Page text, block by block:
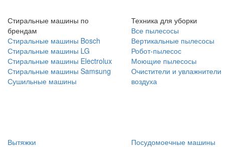
Стиральные машины по
брендам
Стиральные машины Bosch
Стиральные машины LG
Стиральные машины Electrolux
Стиральные машины Samsung
Сушильные машины
Техника для уборки
Все пылесосы
Вертикальные пылесосы
Робот-пылесос
Моющие пылесосы
Очистители и увлажнители
воздуха
Вытяжки
Посудомоечные машины